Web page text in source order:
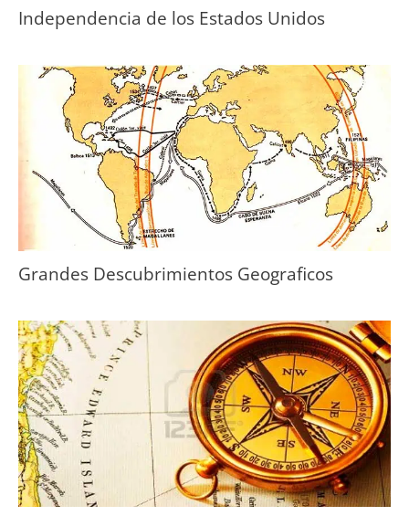
Independencia de los Estados Unidos
Grandes Descubrimientos Geograficos